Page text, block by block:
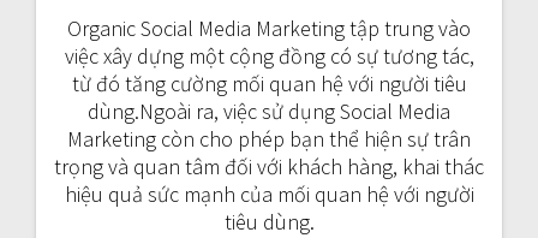
Organic Social Media Marketing tập trung vào
việc xây dựng một cộng đồng có sự tương tác,
từ đó tăng cường mối quan hệ với người tiêu
dùng.Ngoài ra, việc sử dụng Social Media
Marketing còn cho phép bạn thể hiện sự trân
trọng và quan tâm đối với khách hàng, khai thác
hiệu quả sức mạnh của mối quan hệ với người
tiêu dùng.